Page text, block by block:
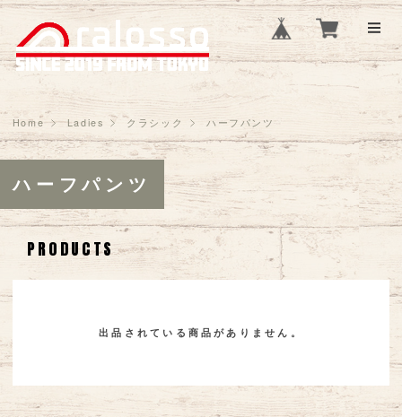
Home Ladies クラシック ハーフパンツ
ハーフパンツ
PRODUCTS
出品されている商品がありません。